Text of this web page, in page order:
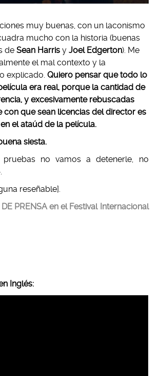
muy buenas, con un laconismo
mucho con la historia (buenas
deSean Harris yJoel Edgerton). Me
el mal contexto y la
explicado.Quiero pensar que todo lo
era real, porque la cantidad de
y excesivamente rebuscadas
con que sean licencias del director es
el ataúd de la película.
siesta.
no vamos a detenerle, no
reseñable].
PRENSA en el Festival Internacional
Inglés: